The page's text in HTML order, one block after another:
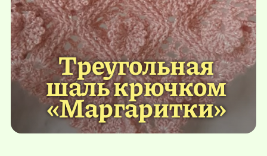
Треугольная
шаль крючком
«Маргаритки»